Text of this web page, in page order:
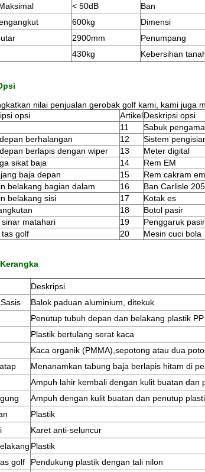
< 50dB Ban
600kg Dimensi
2900mm Penumpang
430kg Kebersihan
nilai penjualan gerobak golf kami, kami juga
opsi ArtikelDeskripsi opsi
11
Sabuk
berhalangan 12
Sistem
berlapis dengan wiper 13
Meter digital
sikat baja 14
Rem EM
baja depan 15
Rem cakram
belakang bagian dalam 16
Ban Carlisle
belakang sisi 17
Kotak es
18
Botol pasir
sinar matahari 19
Penggaruk pasir
tas golf 20 Mesin cuci bola
Deskripsi
Balok paduan aluminium, ditekuk
Penutup tubuh depan dan belakang plastik
Plastik bertulang serat kaca
Kaca organik (PMMA),sepotong atau dua
Menanamkan tabung baja berlapis hitam di
Ampuh lahir kembali dengan kulit buatan dan
Ampuh dengan kulit buatan dan penutup
Plastik
Karet anti-seluncur
Plastik
golf
Pendukung plastik dengan tali nilon